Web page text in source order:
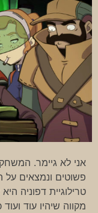
אני לא גיימר.
פשוטים ונמצאים
טרילוגיית דפוניה
מקווה שיהיו עוד